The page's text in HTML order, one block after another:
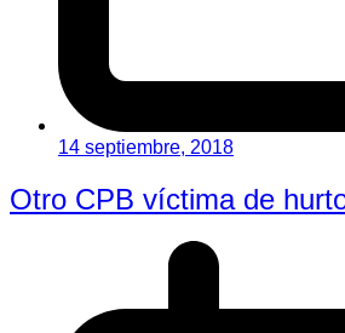
14 septiembre, 2018
Otro CPB víctima de